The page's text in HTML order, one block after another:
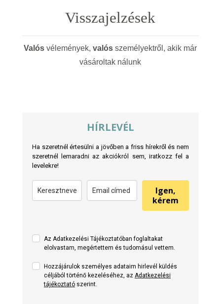
választhatók
Visszajelzések
Valós vélemények,valós személyektről, akik már
vásároltak nálunk
HÍRLEVÉL
Ha szeretnél értesülni a jövőben a friss hírekről és nem
szeretnél lemaradni az akciókról sem, iratkozz fel a
levelekre!
Igen,
kérem
Az Adatkezelési Tájékoztatóban foglaltakat
elolvastam, megértettem és tudomásul vettem.
Hozzájárulok személyes adataim hirlevél küldés
céljából történő kezeléséhez, az Adatkezelési
tájékoztatószerint.